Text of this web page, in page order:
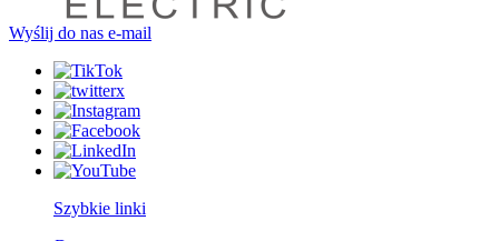
Wyślij do nas e-mail
Szybkie linki